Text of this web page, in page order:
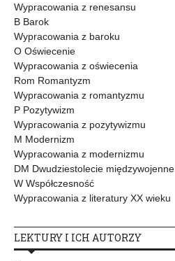
Wypracowania z renesansu
B Barok
Wypracowania z baroku
O Oświecenie
Wypracowania z oświecenia
Rom Romantyzm
Wypracowania z romantyzmu
P Pozytywizm
Wypracowania z pozytywizmu
M Modernizm
Wypracowania z modernizmu
DM Dwudziestolecie międzywojenne
W Współczesność
Wypracowania z literatury XX wieku
LEKTURY I ICH AUTORZY